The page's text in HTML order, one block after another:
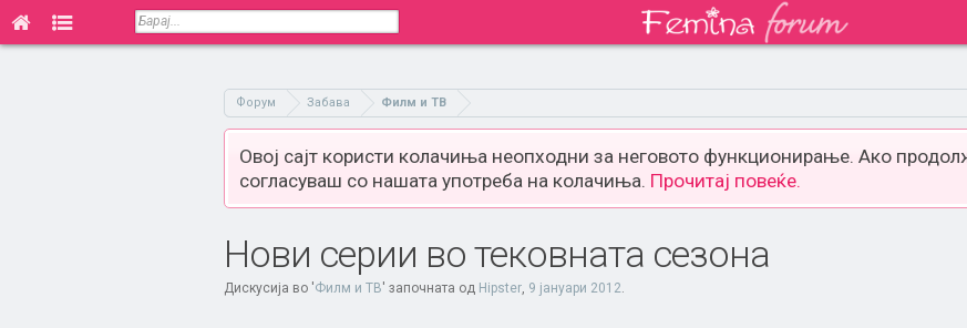
Форум Забава Филм и ТВ
Овој сајт користи колачиња неопходни за неговото функционирање. Ако
согласуваш со нашата употреба на колачиња. Прочитај повеќе.
Нови серии во тековната сезона
Дискусија во 'Филм и ТВ' започната од Hipster, 9 јануари 2012.